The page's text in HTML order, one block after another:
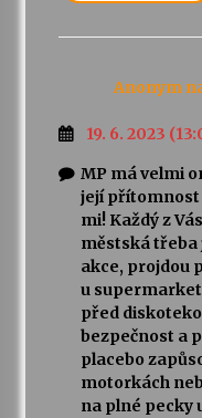
Anonym
19. 6. 2023
MP má velmi
její přítomnost
mi! Každý z
městská třeba
akce, projdou
u
před
bezpečnost a
placebo
motorkách
na plné pecky